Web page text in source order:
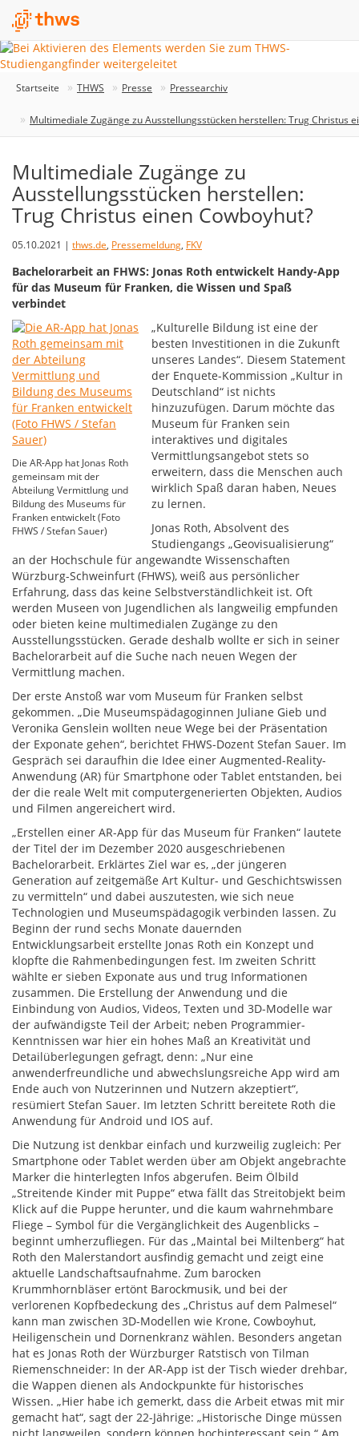
Startseite THWS Presse Pressearchiv
Multimediale Zugänge zu Ausstellungsstücken herstellen: Trug Christus
Multimediale Zugänge zu
Ausstellungsstücken herstellen:
Trug Christus einen Cowboyhut?
05.10.2021 | thws.de, Pressemeldung, FKV
Bachelorarbeit an FHWS: Jonas Roth entwickelt Handy-App
für das Museum für Franken, die Wissen und Spaß
verbindet
Die AR-App hat Jonas Roth
gemeinsam mit der
Abteilung Vermittlung und
Bildung des Museums für
Franken entwickelt (Foto
FHWS / Stefan Sauer)
„Kulturelle Bildung ist eine der
besten Investitionen in die Zukunft
unseres Landes“. Diesem Statement
der Enquete-Kommission „Kultur in
Deutschland“ ist nichts
hinzuzufügen. Darum möchte das
Museum für Franken sein
interaktives und digitales
Vermittlungsangebot stets so
erweitern, dass die Menschen auch
wirklich Spaß daran haben, Neues
zu lernen.
Jonas Roth, Absolvent des
Studiengangs „Geovisualisierung“
an der Hochschule für angewandte Wissenschaften
Würzburg-Schweinfurt (FHWS), weiß aus persönlicher
Erfahrung, dass das keine Selbstverständlichkeit ist. Oft
werden Museen von Jugendlichen als langweilig empfunden
oder bieten keine multimedialen Zugänge zu den
Ausstellungsstücken. Gerade deshalb wollte er sich in seiner
Bachelorarbeit auf die Suche nach neuen Wegen der
Vermittlung machen.
Der erste Anstoß war vom Museum für Franken selbst
gekommen. „Die Museumspädagoginnen Juliane Gieb und
Veronika Genslein wollten neue Wege bei der Präsentation
der Exponate gehen“, berichtet FHWS-Dozent Stefan Sauer. Im
Gespräch sei daraufhin die Idee einer Augmented-Reality-
Anwendung (AR) für Smartphone oder Tablet entstanden, bei
der die reale Welt mit computergenerierten Objekten, Audios
und Filmen angereichert wird.
„Erstellen einer AR-App für das Museum für Franken“ lautete
der Titel der im Dezember 2020 ausgeschriebenen
Bachelorarbeit. Erklärtes Ziel war es, „der jüngeren
Generation auf zeitgemäße Art Kultur- und Geschichtswissen
zu vermitteln“ und dabei auszutesten, wie sich neue
Technologien und Museumspädagogik verbinden lassen. Zu
Beginn der rund sechs Monate dauernden
Entwicklungsarbeit erstellte Jonas Roth ein Konzept und
klopfte die Rahmenbedingungen fest. Im zweiten Schritt
wählte er sieben Exponate aus und trug Informationen
zusammen. Die Erstellung der Anwendung und die
Einbindung von Audios, Videos, Texten und 3D-Modelle war
der aufwändigste Teil der Arbeit; neben Programmier-
Kenntnissen war hier ein hohes Maß an Kreativität und
Detailüberlegungen gefragt, denn: „Nur eine
anwenderfreundliche und abwechslungsreiche App wird am
Ende auch von Nutzerinnen und Nutzern akzeptiert“,
resümiert Stefan Sauer. Im letzten Schritt bereitete Roth die
Anwendung für Android und IOS auf.
Die Nutzung ist denkbar einfach und kurzweilig zugleich: Per
Smartphone oder Tablet werden über am Objekt angebrachte
Marker die hinterlegten Infos abgerufen. Beim Ölbild
„Streitende Kinder mit Puppe“ etwa fällt das Streitobjekt beim
Klick auf die Puppe herunter, und die kaum wahrnehmbare
Fliege – Symbol für die Vergänglichkeit des Augenblicks –
beginnt umherzufliegen. Für das „Maintal bei Miltenberg“ hat
Roth den Malerstandort ausfindig gemacht und zeigt eine
aktuelle Landschaftsaufnahme. Zum barocken
Krummhornbläser ertönt Barockmusik, und bei der
verlorenen Kopfbedeckung des „Christus auf dem Palmesel“
kann man zwischen 3D-Modellen wie Krone, Cowboyhut,
Heiligenschein und Dornenkranz wählen. Besonders angetan
hat es Jonas Roth der Würzburger Ratstisch von Tilman
Riemenschneider: In der AR-App ist der Tisch wieder drehbar,
die Wappen dienen als Andockpunkte für historisches
Wissen. „Hier habe ich gemerkt, dass die Arbeit etwas mit mir
gemacht hat“, sagt der 22-Jährige: „Historische Dinge müssen